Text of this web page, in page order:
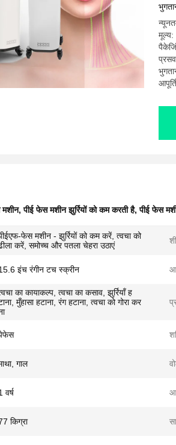
,पीई फेस मशीन झुर्रियों को कम करती है,पीई फेस
फेस मशीन - झुर्रियों को कम करें, त्वचा को
करें, समोच्च और पतला चेहरा उठाएं
इंच रंगीन टच स्क्रीन
का कायाकल्प, त्वचा का कसाव, झुर्रियाँ ह
मुँहासा हटाना, रंग हटाना, त्वचा को गोरा कर
गाल
वर्ष
किग्रा